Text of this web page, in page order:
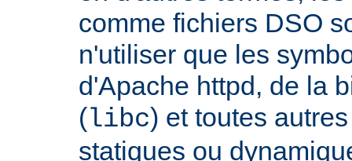
comme fichiers DSO
n'utiliser que les
d'Apache httpd, de la
(libc) et toutes
statiques ou